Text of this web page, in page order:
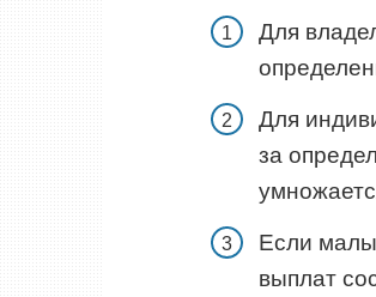
Для
Для
за
Если
выплат